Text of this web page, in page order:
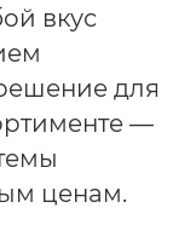
вкус
для
—
ценам.